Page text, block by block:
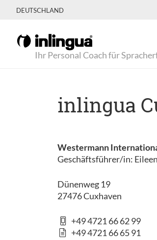
DEUTSCHLAND
Ihr Personal Coach für
inlingua
Westermann
Geschäftsführer/in:
Dünenweg 19
27476 Cuxhaven
+49 4721 66 62 99
+49 4721 66 65 91